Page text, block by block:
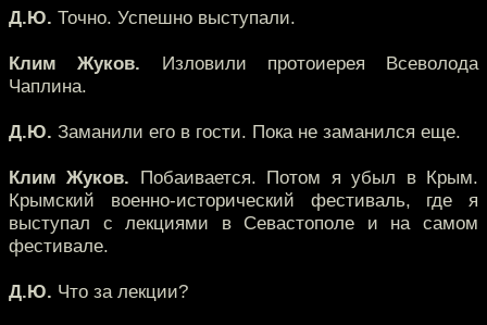
Д.Ю. Точно. Успешно выступали.
Клим Жуков. Изловили протоиерея Всеволода
Чаплина.
Д.Ю. Заманили его в гости. Пока не заманился еще.
Клим Жуков. Побаивается. Потом я убыл в Крым.
Крымский военно-исторический фестиваль, где я
выступал с лекциями в Севастополе и на самом
фестивале.
Д.Ю. Что за лекции?